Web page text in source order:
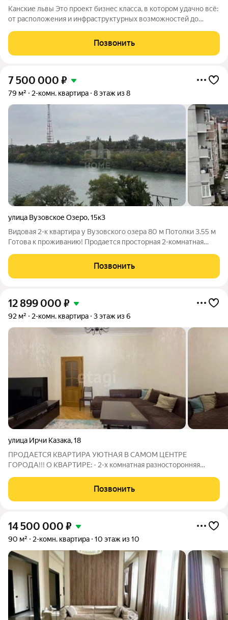
Канские львы Это проект бизнес класса, в котором удачно всё:
от расположения и инфраструктурных возможностей до
дом бизнес класса на берегу моря с прекрасным видом на
озеро и горы а с другой
Позвонить
7 500 000 ₽
79 м² 2-комн. квартира 8 этаж из 8
улица Вузовское Озеро,15к3
Видовая 2-к квартира у Вузовского озера 80 м Потолки 3.55 м
Готова к проживанию! Продается просторная 2-комнатная
озера. Ключевые преимущества: 1. Захватывающие виды:
Панорамные виды на
Позвонить
12 899 000 ₽
92 м² 2-комн. квартира 3 этаж из 6
улица Ирчи Казака,18
ПРОДАЕТСЯ КВАРТИРА УЮТНАЯ В САМОМ ЦЕНТРЕ
ГОРОДА!!! О КВАРТИРЕ: - 2-х комнатная разносторонняя
делает кухню действительно большой ) - общая площадь
квартиры 92 квадратных метра - высота
Позвонить
14 500 000 ₽
90 м² 2-комн. квартира 10 этаж из 10